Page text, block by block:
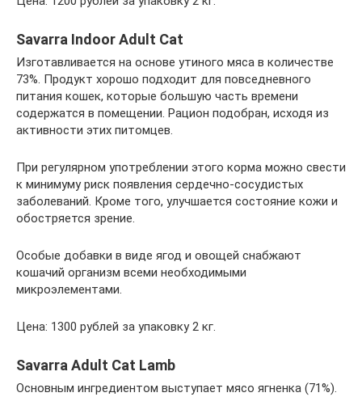
Savarra Indoor Adult Cat
Изготавливается на основе утиного мяса в количестве
73%. Продукт хорошо подходит для повседневного
питания кошек, которые большую часть времени
содержатся в помещении. Рацион подобран, исходя из
активности этих питомцев.
При регулярном употреблении этого корма можно свести
к минимуму риск появления сердечно-сосудистых
заболеваний. Кроме того, улучшается состояние кожи и
обостряется зрение.
Особые добавки в виде ягод и овощей снабжают
кошачий организм всеми необходимыми
микроэлементами.
Цена: 1300 рублей за упаковку 2 кг.
Savarra Adult Cat Lamb
Основным ингредиентом выступает мясо ягненка (71%).